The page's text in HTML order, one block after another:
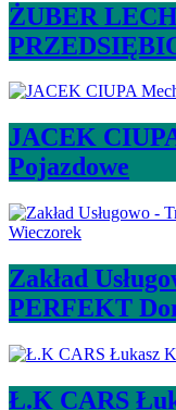
ŻUBER
JACEK
Pojazdowe
Zakład
PERFEKT
Ł.K CARS